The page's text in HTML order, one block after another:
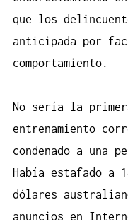
que los
anticipada por
comportamiento.
No sería la
entrenamiento
condenado a una
Había estafado a
dólares
anuncios en